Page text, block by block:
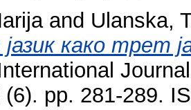
and Ulanska,
како трет
pp. 281-289.